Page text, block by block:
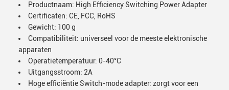
Productnaam: High Efficiency Switching Power Adapter
Certificaten: CE, FCC, RoHS
Gewicht: 100 g
Compatibiliteit: universeel voor de meeste elektronische
apparaten
Operatietemperatuur: 0-40°C
Uitgangsstroom: 2A
Hoge efficiëntie Switch-mode adapter: zorgt voor een